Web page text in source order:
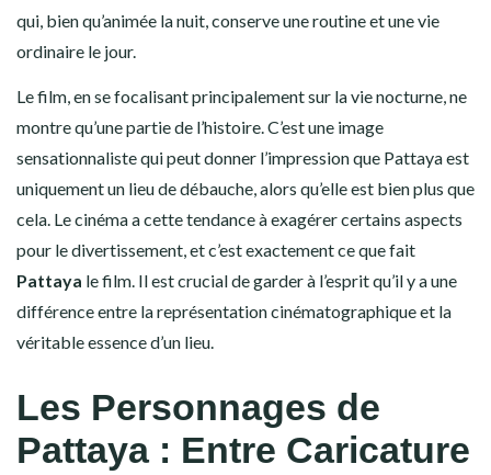
qui, bien qu’animée la nuit, conserve une routine et une vie
ordinaire le jour.
Le film, en se focalisant principalement sur la vie nocturne, ne
montre qu’une partie de l’histoire. C’est une image
sensationnaliste qui peut donner l’impression que Pattaya est
uniquement un lieu de débauche, alors qu’elle est bien plus que
cela. Le cinéma a cette tendance à exagérer certains aspects
pour le divertissement, et c’est exactement ce que fait
Pattaya le film. Il est crucial de garder à l’esprit qu’il y a une
différence entre la représentation cinématographique et la
véritable essence d’un lieu.
Les Personnages de
Pattaya : Entre Caricature